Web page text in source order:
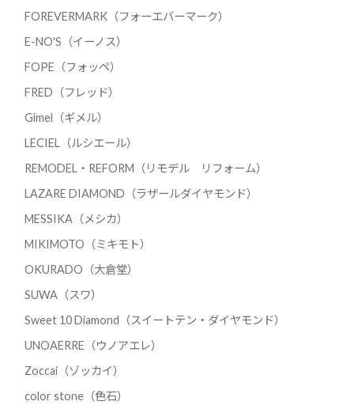
FOREVERMARK（フォーエバーマーク）
E-NO'S（イーノス）
FOPE（フォッペ）
FRED（フレッド）
Gimel（ギメル）
LECIEL（ルシエール）
REMODEL・REFORM（リモデル リフォーム）
LAZARE DIAMOND（ラザールダイヤモンド）
MESSIKA（メシカ）
MIKIMOTO（ミキモト）
OKURADO（大倉堂）
SUWA（スワ）
Sweet 10 Diamond（スイートテン・ダイヤモンド）
UNOAERRE（ウノアエレ）
Zoccai（ゾッカイ）
color stone（色石）